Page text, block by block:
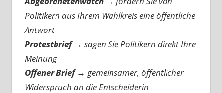
Politikern aus Ihrem Wahlkreis eine öffentliche
Antwort
Protestbrief → sagen Sie Politikern direkt Ihre
Meinung
Offener Brief → gemeinsamer, öffentlicher
Widerspruch an die Entscheiderin